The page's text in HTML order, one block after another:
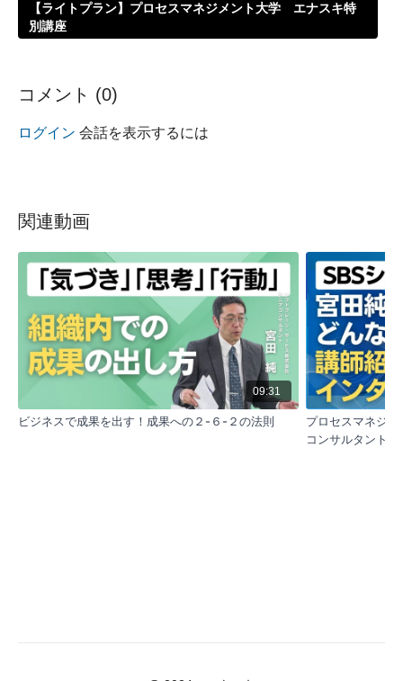
03:27体系的な学びと設計
04:04全体としての成果
この動画では、営業の4つの構成要素について解説し
ススキル、マーケティング、市場環境理解、そしてマ
ヒアリング項目やシートだけでなく、事前の信頼関係
の構築と仕事の進め方の改善が必要です。これら4つ
の要素を体系的に学び、適切に設計・構築すること
が、ビジネスの成功に繋がります。
主要なポイントとその要約:
営業力の公式
営業力を高めるためには、4つの要素が有機的
に関連していることが重要です。これらの要素
はセールススキル、マーケティング、市場環境
【ライトプラン】プロセスマネジメント大学 エナスキ特
別講座
コメント (0)
ログイン 会話を表示するには
関連動画
09:31
ビジネスで成果を出す！成果への２-６-２の法則
プロセスマネジ
コンサルタント